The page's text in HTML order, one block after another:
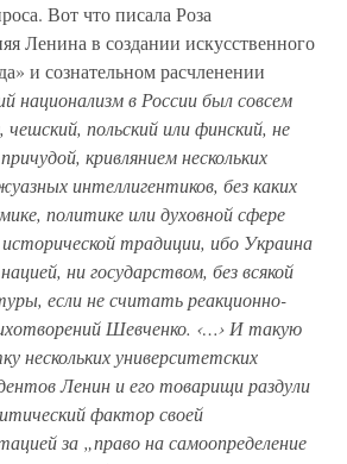
Вот что писала Роза
Ленина в создании искусственного
и сознательном расчленении
национализм в России был совсем
польский или финский, не
кривлянием нескольких
интеллигентиков, без каких
политике или духовной сфере
традиции, ибо Украина
ни государством, без всякой
если не считать реакционно-
Шевченко. ‹…› И такую
нескольких университетских
Ленин и его товарищи раздули
фактор своей
за „право на самоопределение